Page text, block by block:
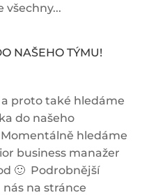
všechny...
NAŠEHO TÝMU!
proto také hledáme
do našeho
hledáme
business manažer
🙂 Podrobnější
na stránce